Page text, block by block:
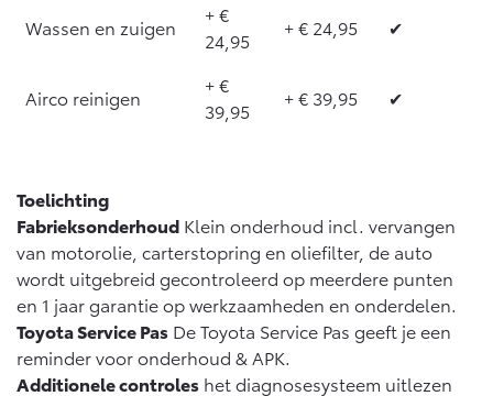
ELEKTRISCH
Proace Max (excl. BTW)
OOK ALS BATTERIJ-
ELEKTRISCH
Hilux (excl. BTW)
OOK ALS BATTERIJ-
ELEKTRISCH
Wassen en zuigen
+ €
24,95
+ € 24,95 ✔
Airco reinigen
+ €
39,95
+ € 39,95 ✔
Toelichting
Fabrieksonderhoud Klein onderhoud incl. vervangen
van motorolie, carterstopring en oliefilter, de auto
wordt uitgebreid gecontroleerd op meerdere punten
en 1 jaar garantie op werkzaamheden en onderdelen.
Toyota Service Pas De Toyota Service Pas geeft je een
reminder voor onderhoud & APK.
Additionele controles het diagnosesysteem uitlezen